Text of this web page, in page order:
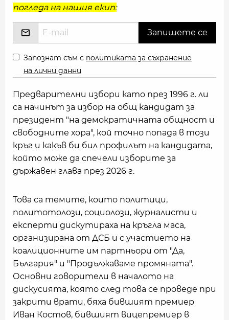
погледа на нашия екип:
Запознат съм с политиката за съхранение
на лични данни
Предварителни избори като през 1996 г. ли
са начинът за избор на общ кандидат за
президент "на демократичната общност и
свободните хора", кой точно попада в този
кръг и какъв би бил профилът на кандидата,
който може да спечели изборите за
държавен глава през 2026 г.
Това са темите, които политици,
политотолози, социолози, журналисти и
експерти дискутираха на кръгла маса,
организирана от ДСБ и с участието на
коалиционните им партньори от "Да,
България" и "Продължаваме промяната".
Основни говорители в началото на
дискусията, която след това се проведе при
закрити врати, бяха бившият премиер
Иван Костов, бившият вицепремиер в